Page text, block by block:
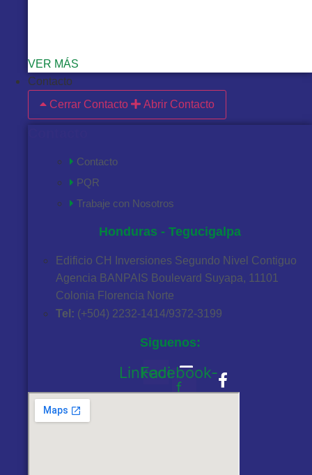
VER MÁS
Contacto
Cerrar Contacto
Abrir Contacto
Contacto
PQR
Trabaje con Nosotros
Honduras - Tegucigalpa
Edificio CH Inversiones Segundo Nivel Contiguo
Agencia BANPAIS Boulevard Suyapa, 11101
Colonia Florencia Norte
Tel: (+504) 2232-1414/9372-3199
Siguenos:
Linkedin
Facebook-
f